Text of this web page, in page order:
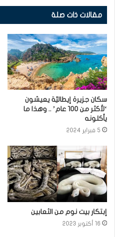
مقالات ذات صلة
سكان جزيرة إيطاليّة يعيشون
‘لأكثر من 100 عام’ .. وهذا ما
يأكلونه
5 فبراير 2024
إبتكار بيت نوم من الثعابين
16 أكتوبر 2023